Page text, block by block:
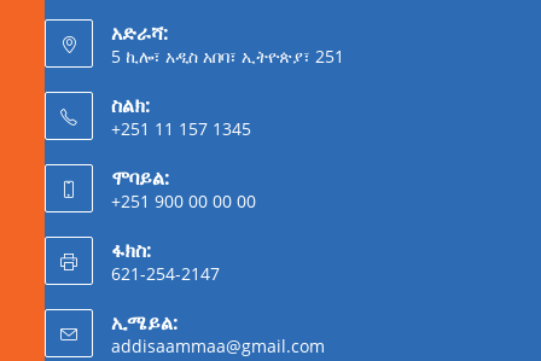
አድራሻ:
5 ኪሎ፣ አዲስ አበባ፣ ኢትዮጵያ፣ 251
ስልክ:
+251 11 157 1345
ሞባይል:
+251 900 00 00 00
ፋክስ:
621-254-2147
ኢሜይል:
addisaammaa@gmail.com